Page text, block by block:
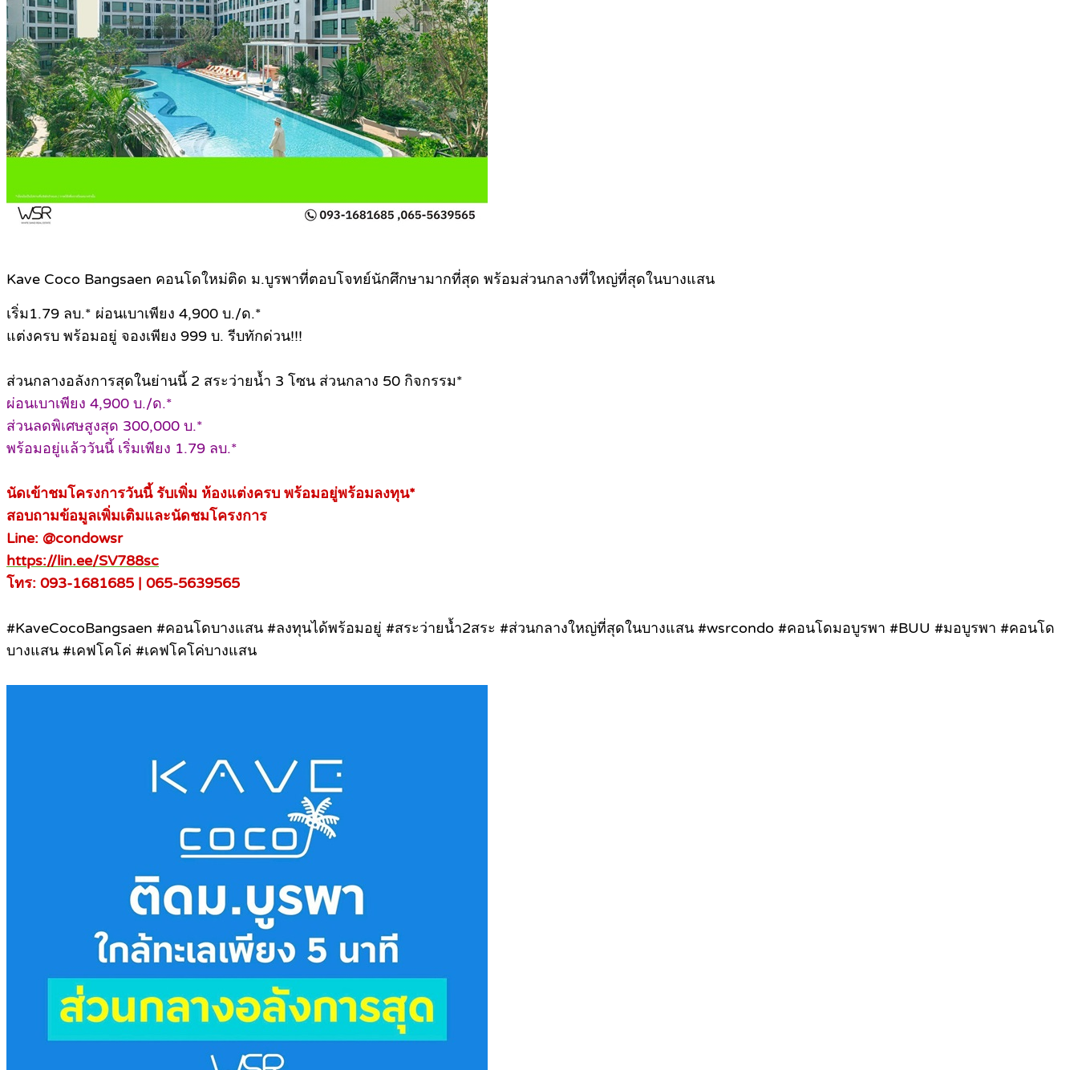
Kave Coco Bangsaen คอนโดใหม่ติด ม.บูรพาที่ตอบโจทย์นักศึกษามากที่สุด พร้อมส่วนกลางที่ใหญ่ที่สุดในบางแสน
เริ่ม1.79 ลบ.* ผ่อนเบาเพียง 4,900 บ./ด.*
แต่งครบ พร้อมอยู่ จองเพียง 999 บ. รีบทักด่วน!!!
ส่วนกลางอลังการสุดในย่านนี้ 2 สระว่ายน้ำ 3 โซน ส่วนกลาง 50 กิจกรรม*
ผ่อนเบาเพียง 4,900 บ./ด.*
ส่วนลดพิเศษสูงสุด 300,000 บ.*
พร้อมอยู่แล้ววันนี้ เริ่มเพียง 1.79 ลบ.*
นัดเข้าชมโครงการวันนี้ รับเพิ่ม ห้องแต่งครบ พร้อมอยู่พร้อมลงทุน*
สอบถามข้อมูลเพิ่มเติมและนัดชมโครงการ
Line: @condowsr
https://lin.ee/SV788sc
โทร: 093-1681685 | 065-5639565
#KaveCocoBangsaen #คอนโดบางแสน #ลงทุนได้พร้อมอยู่ #สระว่ายน้ำ2สระ #ส่วนกลางใหญ่ที่สุดในบางแสน #wsrcondo #คอนโดมอบูรพา #BUU #มอบูรพา #คอนโด
บางแสน #เคฟโคโค่ #เคฟโคโค่บางแสน